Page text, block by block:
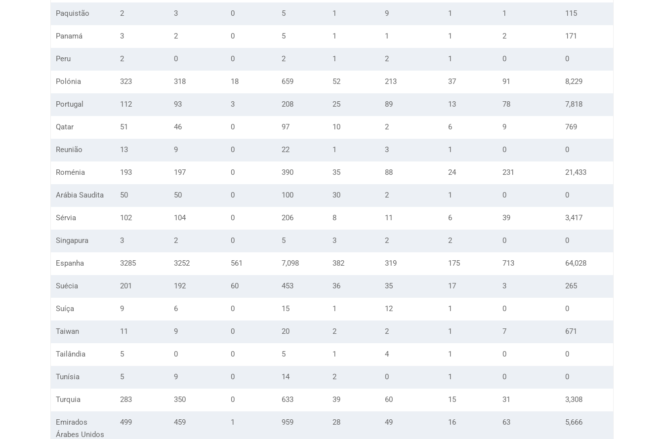
Paquistão 2 3 0 5 1 9 1 1 115
Panamá 3 2 0 5 1 1 1 2 171
Peru 2 0 0 2 1 2 1 0 0
Polónia 323 318 18 659 52 213 37 91 8,229
Portugal 112 93 3 208 25 89 13 78 7,818
Qatar 51 46 0 97 10 2 6 9 769
Reunião 13 9 0 22 1 3 1 0 0
Roménia 193 197 0 390 35 88 24 231 21,433
Arábia Saudita 50 50 0 100 30 2 1 0 0
Sérvia 102 104 0 206 8 11 6 39 3,417
Singapura 3 2 0 5 3 2 2 0 0
Espanha 3285 3252 561 7,098 382 319 175 713 64,028
Suécia 201 192 60 453 36 35 17 3 265
Suíça 9 6 0 15 1 12 1 0 0
Taiwan 11 9 0 20 2 2 1 7 671
Tailândia 5 0 0 5 1 4 1 0 0
Tunísia 5 9 0 14 2 0 1 0 0
Turquia 283 350 0 633 39 60 15 31 3,308
Emirados
Árabes Unidos
499 459 1 959 28 49 16 63 5,666